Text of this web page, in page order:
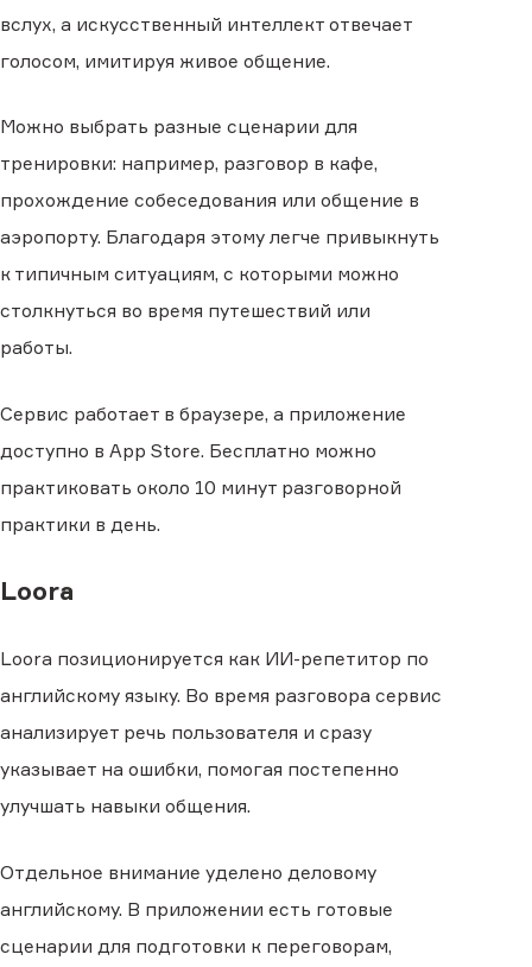
вслух, а искусственный интеллект отвечает
голосом, имитируя живое общение.
Можно выбрать разные сценарии для
тренировки: например, разговор в кафе,
прохождение собеседования или общение в
аэропорту. Благодаря этому легче привыкнуть
к типичным ситуациям, с которыми можно
столкнуться во время путешествий или
работы.
Сервис работает в браузере, а приложение
доступно в App Store. Бесплатно можно
практиковать около 10 минут разговорной
практики в день.
Loora
Loora позиционируется как ИИ-репетитор по
английскому языку. Во время разговора сервис
анализирует речь пользователя и сразу
указывает на ошибки, помогая постепенно
улучшать навыки общения.
Отдельное внимание уделено деловому
английскому. В приложении есть готовые
сценарии для подготовки к переговорам,